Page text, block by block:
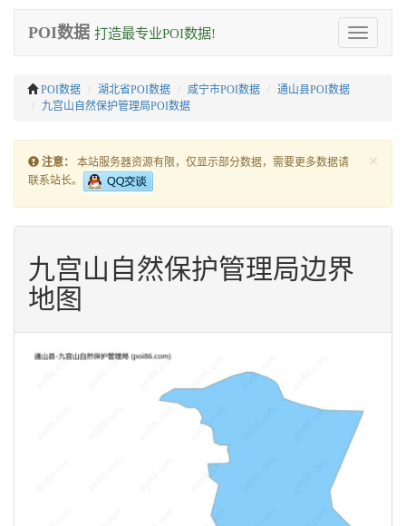
Toggle
navigation
POI数据 打造最专业POI数据!
POI数据 湖北省POI数据 咸宁市POI数据
通山县POI数据
九宫山自然保护管理局POI数据
×
注意：
本站服务器资源有限，仅显示部分数据，需要更多数据请
联系站长。
九宫山自然保护管理局边界
地图